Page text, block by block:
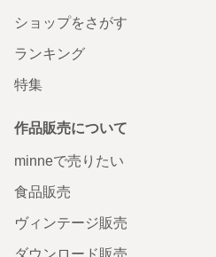
ショップをさがす
ランキング
特集
作品販売について
minneで売りたい
食品販売
ヴィンテージ販売
ダウンロード販売